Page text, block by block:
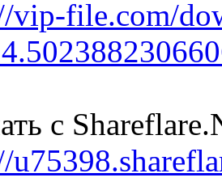
vip-file.com/
с